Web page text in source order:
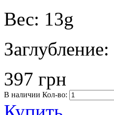
Вес: 13g
Заглубление:
397 грн
В наличии Кол-во: